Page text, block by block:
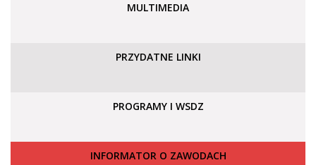
MULTIMEDIA
PRZYDATNE LINKI
PROGRAMY I WSDZ
INFORMATOR O ZAWODACH